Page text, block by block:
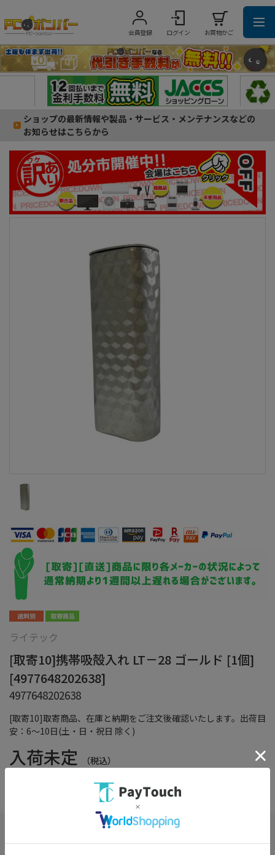
会員登録 ログイン お買物かご
ショップの最新情報や製品・サービス・メンテナンスなどの
お知らせはこちらから
[取寄10]取寄商品、在庫と納期をご注文後確認いたします。出荷目
安：6～10日(土・日・祝日 除く)
ライテック
[取寄10]携帯吸殻入れ LT－28 ゴールド [1個]
[4977648202638]
4977648202638
入荷未定 （税込）
在庫がありません